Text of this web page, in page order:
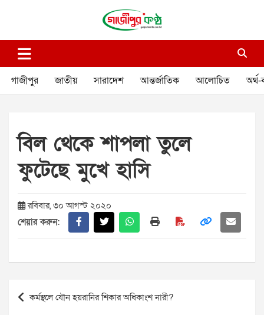
গাজীপুর কণ্ঠ
গাজীপুর জাতীয় সারাদেশ আন্তর্জাতিক আলোচিত অর্থ-
বিল থেকে শাপলা তুলে
ফুটেছে মুখে হাসি
রবিবার, ৩০ আগস্ট ২০২০
শেয়ার করুন:
Post
navigation
কর্মস্থলে যৌন হয়রানির শিকার অধিকাংশ নারী?